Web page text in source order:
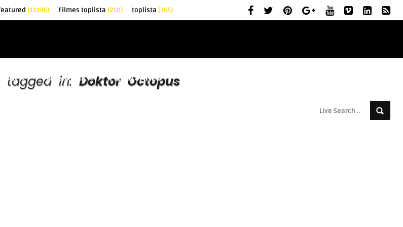
(11186) Filmes toplista (250) toplista (365)
TOPLISTÁK FILMAJÁNLÓ
tagged in: Doktor Octopus